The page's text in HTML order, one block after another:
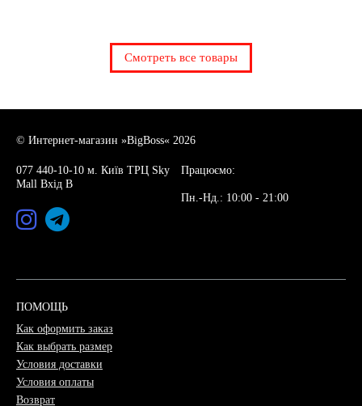
Смотреть все товары
© Интернет-магазин »BigBoss« 2026
077 440-10-10 м. Київ ТРЦ Sky
Mall Вхід В
Працюємо:
Пн.-Нд.: 10:00 - 21:00
ПОМОЩЬ
Как оформить заказ
Как выбрать размер
Условия доставки
Условия оплаты
Возврат